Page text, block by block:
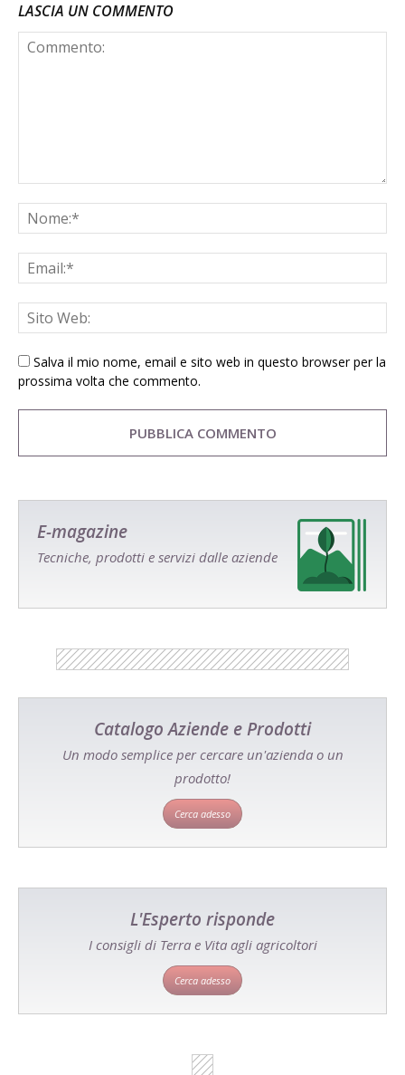
LASCIA UN COMMENTO
Salva il mio nome, email e sito web in questo browser per la
prossima volta che commento.
E-magazine
Tecniche, prodotti e servizi dalle aziende
Catalogo Aziende e Prodotti
Un modo semplice per cercare un'azienda o un
prodotto!
Cerca adesso
L'Esperto risponde
I consigli di Terra e Vita agli agricoltori
Cerca adesso